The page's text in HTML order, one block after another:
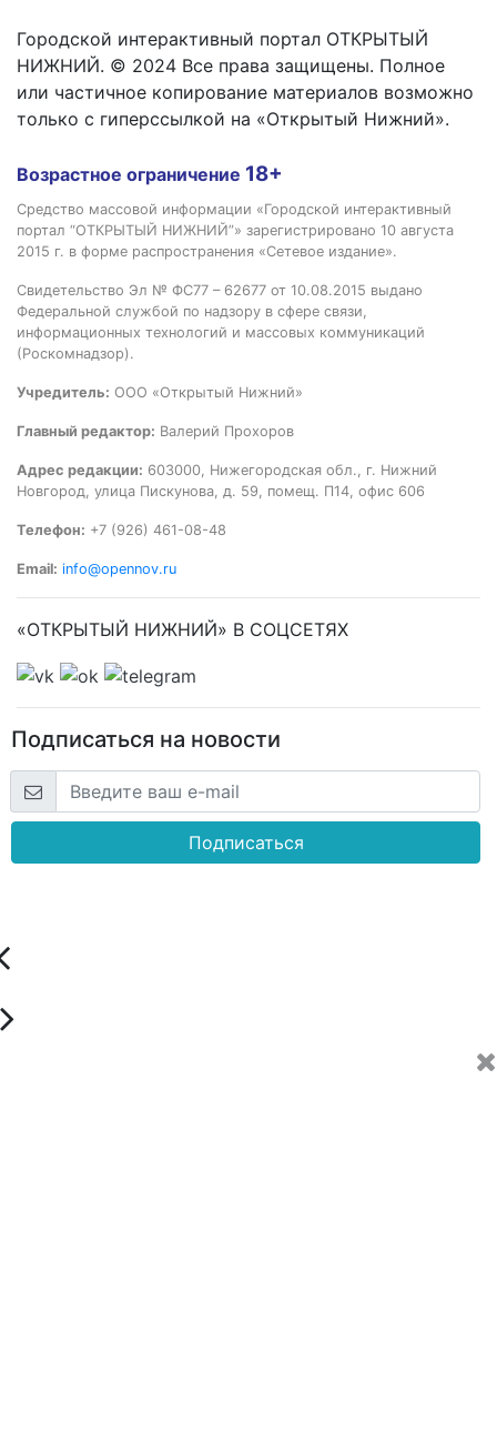
Городской интерактивный портал ОТКРЫТЫЙ
НИЖНИЙ. © 2024 Все права защищены. Полное
или частичное копирование материалов возможно
только с гиперссылкой на «Открытый Нижний».
Возрастное ограничение 18+
Средство массовой информации «Городской интерактивный
портал “ОТКРЫТЫЙ НИЖНИЙ”» зарегистрировано 10 августа
2015 г. в форме распространения «Сетевое издание».
Свидетельство Эл № ФС77 – 62677 от 10.08.2015 выдано
Федеральной службой по надзору в сфере связи,
информационных технологий и массовых коммуникаций
(Роскомнадзор).
Учредитель: ООО «Открытый Нижний»
Главный редактор: Валерий Прохоров
Адрес редакции: 603000, Нижегородская обл., г. Нижний
Новгород, улица Пискунова, д. 59, помещ. П14, офис 606
Телефон: +7 (926) 461-08-48
Email: info@opennov.ru
«ОТКРЫТЫЙ НИЖНИЙ» В СОЦСЕТЯХ
Подписаться на новости
Подписаться